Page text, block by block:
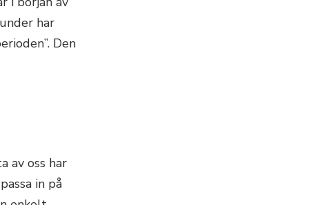
har
Den
av oss har
in på